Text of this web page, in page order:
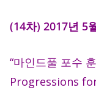
(14차) 2017년 5
“마인드풀 포수
Progressions